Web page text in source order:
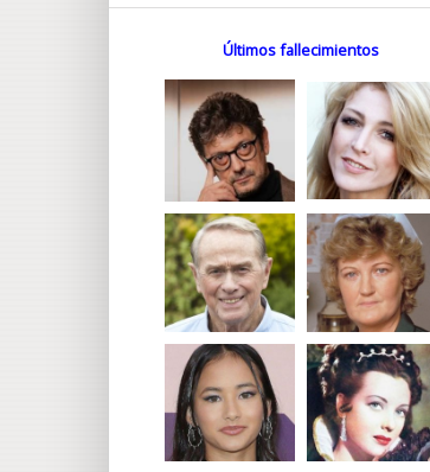
Últimos fallecimientos